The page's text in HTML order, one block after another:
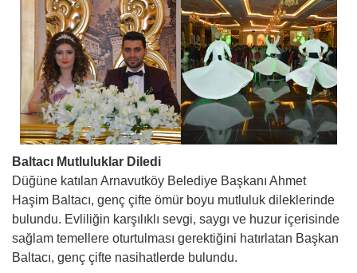
Baltacı Mutluluklar Diledi
Düğüne katılan Arnavutköy Belediye Başkanı Ahmet
Haşim Baltacı, genç çifte ömür boyu mutluluk dileklerinde
bulundu. Evliliğin karşılıklı sevgi, saygı ve huzur içerisinde
sağlam temellere oturtulması gerektiğini hatırlatan Başkan
Baltacı, genç çifte nasihatlerde bulundu.